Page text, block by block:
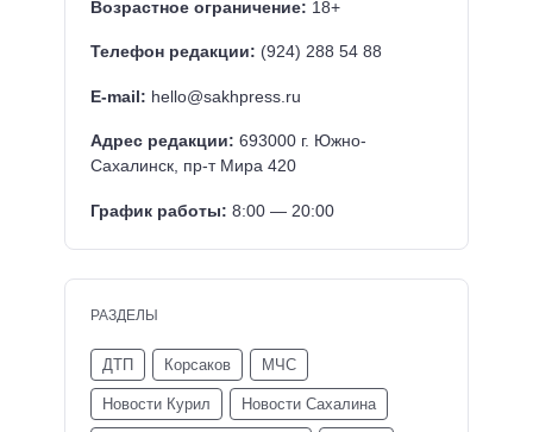
Возрастное ограничение: 18+
Телефон редакции: (924) 288 54 88
E-mail: hello@sakhpress.ru
Адрес редакции: 693000 г. Южно-
Сахалинск, пр-т Мира 420
График работы: 8:00 — 20:00
РАЗДЕЛЫ
ДТП Корсаков МЧС
Новости Курил Новости Сахалина